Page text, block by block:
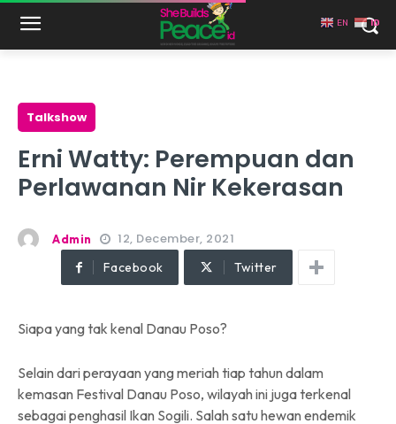
Talkshow
Erni Watty: Perempuan dan
Perlawanan Nir Kekerasan
Admin 12, December, 2021
Facebook Twitter
Siapa yang tak kenal Danau Poso?
Selain dari perayaan yang meriah tiap tahun dalam
kemasan Festival Danau Poso, wilayah ini juga terkenal
sebagai penghasil Ikan Sogili. Salah satu hewan endemik
EN ID